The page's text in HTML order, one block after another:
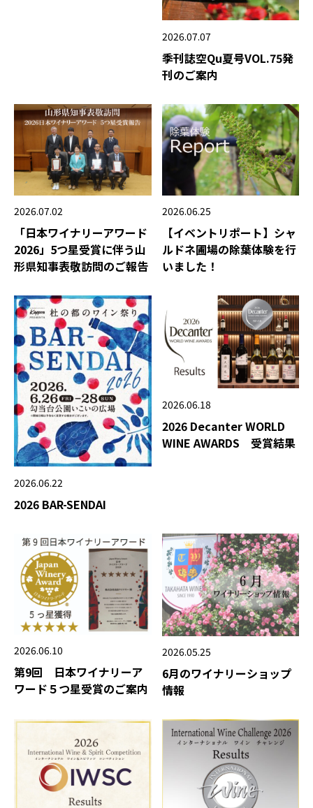
2026.07.07
季刊誌空Qu夏号VOL.75発
刊のご案内
2026.07.02
「日本ワイナリーアワード
2026」5つ星受賞に伴う山
形県知事表敬訪問のご報告
2026.06.25
【イベントリポート】シャ
ルドネ圃場の除葉体験を行
いました！
2026.06.22
2026 BAR-SENDAI
2026.06.18
2026 Decanter WORLD
WINE AWARDS 受賞結果
2026.06.10
第9回 日本ワイナリーア
ワード５つ星受賞のご案内
2026.05.25
6月のワイナリーショップ
情報